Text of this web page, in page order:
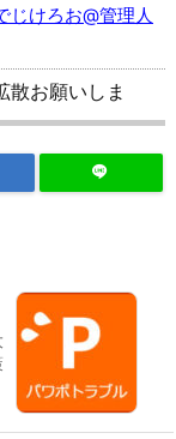
じけろお@管理人
散お願いしま